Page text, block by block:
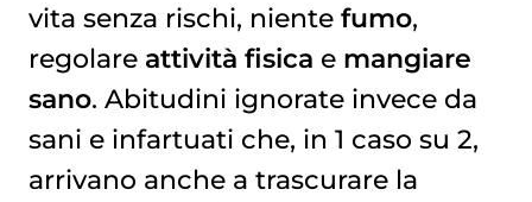
vita senza rischi, niente fumo,
regolare attività fisica e mangiare
sano. Abitudini ignorate invece da
sani e infartuati che, in 1 caso su 2,
arrivano anche a trascurare la